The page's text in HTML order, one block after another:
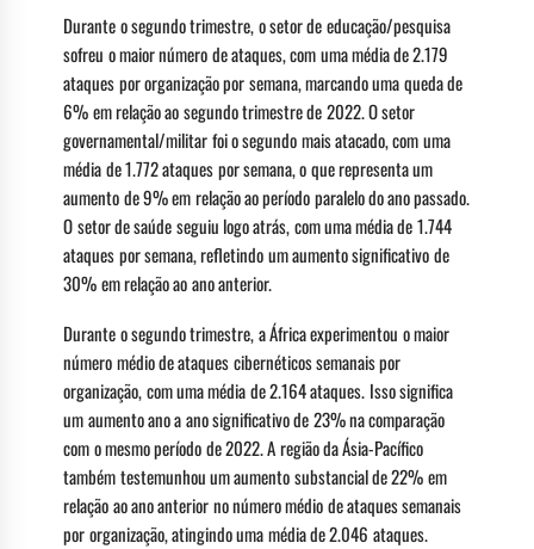
Durante o segundo trimestre, o setor de educação/pesquisa
sofreu o maior número de ataques, com uma média de 2.179
ataques por organização por semana, marcando uma queda de
6% em relação ao segundo trimestre de 2022. O setor
governamental/militar foi o segundo mais atacado, com uma
média de 1.772 ataques por semana, o que representa um
aumento de 9% em relação ao período paralelo do ano passado.
O setor de saúde seguiu logo atrás, com uma média de 1.744
ataques por semana, refletindo um aumento significativo de
30% em relação ao ano anterior.
Durante o segundo trimestre, a África experimentou o maior
número médio de ataques cibernéticos semanais por
organização, com uma média de 2.164 ataques. Isso significa
um aumento ano a ano significativo de 23% na comparação
com o mesmo período de 2022. A região da Ásia-Pacífico
também testemunhou um aumento substancial de 22% em
relação ao ano anterior no número médio de ataques semanais
por organização, atingindo uma média de 2.046 ataques.